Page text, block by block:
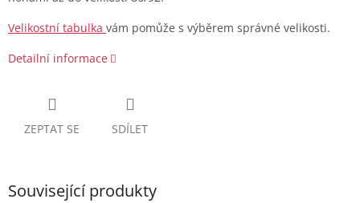
Velikostní tabulka vám pomůže s výběrem správné velikosti.
Detailní informace
ZEPTAT SE SDÍLET
Související produkty